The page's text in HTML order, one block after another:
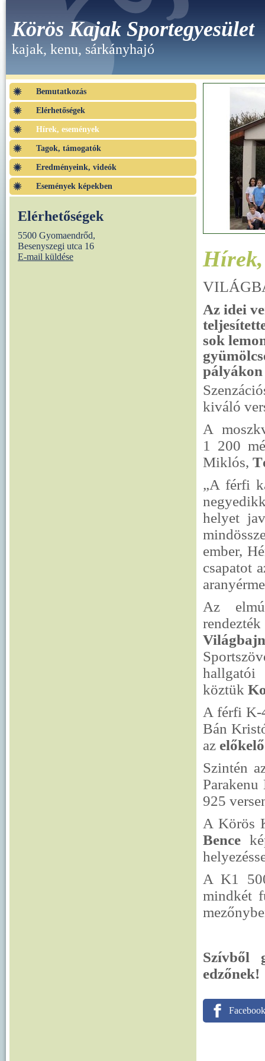
Körös Kajak Sportegyesület
kajak, kenu, sárkányhajó
Bemutatkozás
Elérhetőségek
Hírek, események
Tagok, támogatók
Eredményeink, videók
Események képekben
Elérhetőségek
5500 Gyomaendrőd,
Besenyszegi utca 16
E-mail küldése
Hírek,
Az idei
sok
kiváló
A
1 200
Miklós,
„A férfi
helyet
ember,
csapatot
Az
hallgatói
köztük
A férfi K-
Bán
az
Szintén
925
A Körös
Bence
A K1
mindkét
Szívből
edzőnek!
Facebook